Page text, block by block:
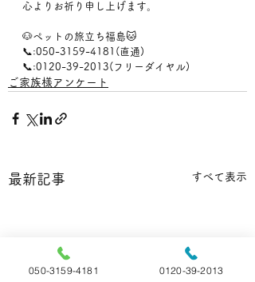
心よりお祈り申し上げます。
🐶ペットの旅立ち福島🐱
📞:050-3159-4181(直通)
📞:0120-39-2013(フリーダイヤル)
ご家族様アンケート
最新記事 すべて表示
050-3159-4181 0120-39-2013